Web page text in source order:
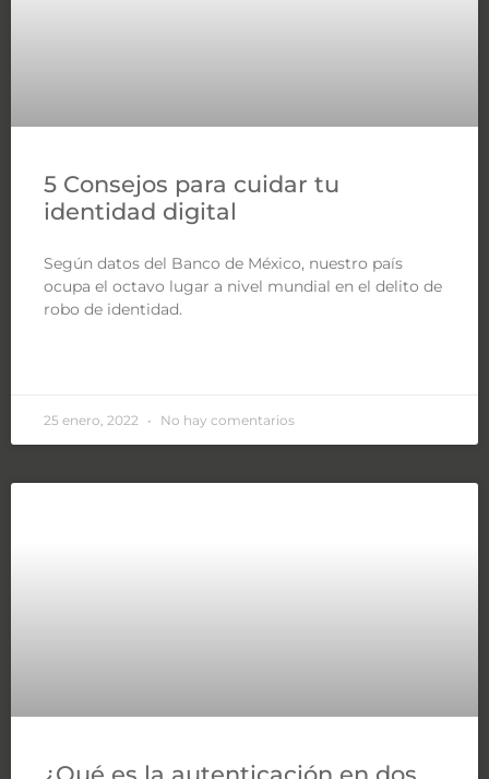
5 Consejos para cuidar tu
identidad digital
Según datos del Banco de México, nuestro país
ocupa el octavo lugar a nivel mundial en el delito de
robo de identidad.
25 enero, 2022 No hay comentarios